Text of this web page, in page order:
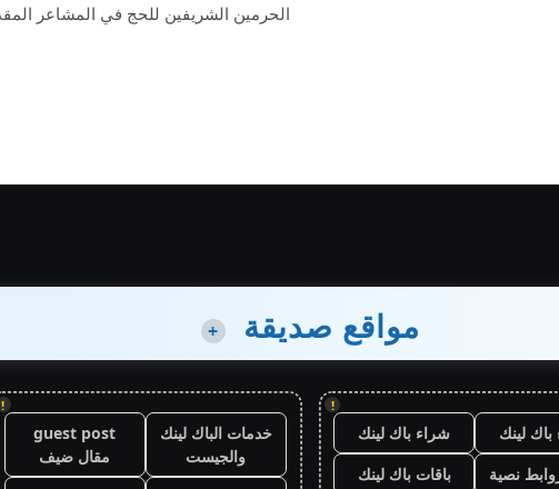
الحرمين الشريفين للحج في المشاعر
مواقع صديقة +
!
لينك
شراء باك لينك
نصية
باقات باك لينك
!
خدمات الباك لينك
والجيست
guest post
مقال ضيف